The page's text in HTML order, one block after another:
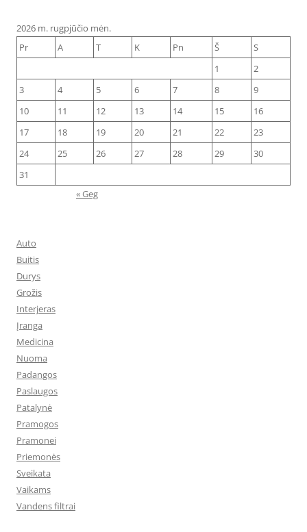
2026 m. rugpjūčio mėn.
Pr
A T K Pn Š
S
1
2
3
4 5 6 7 8
9
10
11 12 13 14 15
16
17
18 19 20 21 22
23
24
25 26 27 28 29
30
31
« Geg
Auto
Buitis
Durys
Grožis
Interjeras
Įranga
Medicina
Nuoma
Padangos
Paslaugos
Patalynė
Pramogos
Pramonei
Priemonės
Sveikata
Vaikams
Vandens filtrai